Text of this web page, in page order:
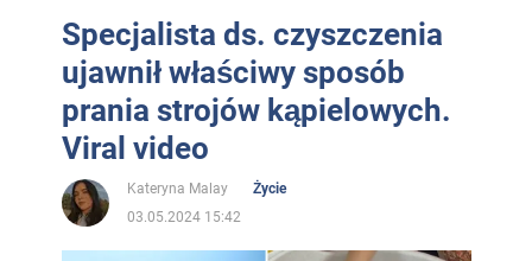
Specjalista ds. czyszczenia
ujawnił właściwy sposób
prania strojów kąpielowych.
Viral video
Kateryna Malay
Życie
03.05.2024 15:42